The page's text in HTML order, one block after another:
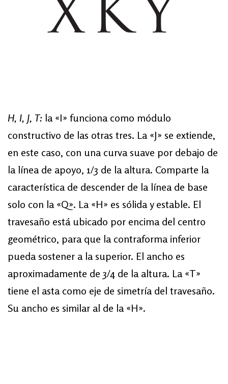
H, I, J, T: la «I» funciona como módulo
constructivo de las otras tres. La «J» se extiende,
en este caso, con una curva suave por debajo de
la línea de apoyo, 1/3 de la altura. Comparte la
característica de descender de la línea de base
solo con la «Q». La «H» es sólida y estable. El
travesaño está ubicado por encima del centro
geométrico, para que la contraforma inferior
pueda sostener a la superior. El ancho es
aproximadamente de 3/4 de la altura. La «T»
tiene el asta como eje de simetría del travesaño.
Su ancho es similar al de la «H».